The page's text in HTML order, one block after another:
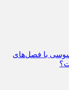
با فصل‌های